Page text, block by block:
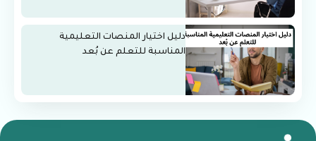
دليل اختيار المنصات التعليمية
المناسبة للتعلم عن بُعد